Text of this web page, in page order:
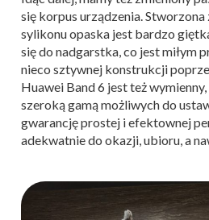
się korpus urządzenia.
sylikonu opaska jest bardzo
się do nadgarstka, co jest miłym
nieco sztywnej konstrukcji
Huawei Band 6 jest też
szeroką gamą możliwych do
gwarancję prostej i efektownej
adekwatnie do okazji, ubioru, a